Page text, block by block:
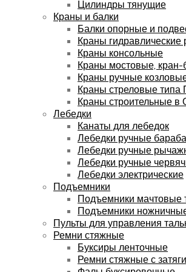
Цилиндры тянущие
Краны и балки
Балки опорные и
Краны гидравлические
Краны консольные
Краны мостовые,
Краны ручные
Краны стреловые типа
Краны строительные в
Лебедки
Канаты для лебедок
Лебедки ручные
Лебедки ручные
Лебедки ручные
Лебедки электрические
Подъемники
Подъемники мачтовые
Подъемники
Пульты для управления
Ремни стяжные
Буксиры ленточные
Ремни стяжные с